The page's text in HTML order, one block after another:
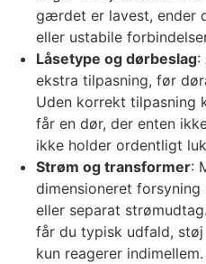
gærdet er lavest, ender
eller ustabile
Låsetype og dørbeslag:
ekstra tilpasning, før
Uden korrekt tilpasning
får en dør, der enten
ikke holder ordentligt
Strøm og transformer:
dimensioneret
eller separat
får du typisk udfald,
kun reagerer indimellem.